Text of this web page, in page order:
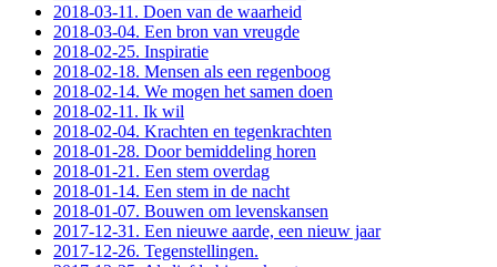
2018-03-11. Doen van de waarheid
2018-03-04. Een bron van vreugde
2018-02-25. Inspiratie
2018-02-18. Mensen als een regenboog
2018-02-14. We mogen het samen doen
2018-02-11. Ik wil
2018-02-04. Krachten en tegenkrachten
2018-01-28. Door bemiddeling horen
2018-01-21. Een stem overdag
2018-01-14. Een stem in de nacht
2018-01-07. Bouwen om levenskansen
2017-12-31. Een nieuwe aarde, een nieuw jaar
2017-12-26. Tegenstellingen.